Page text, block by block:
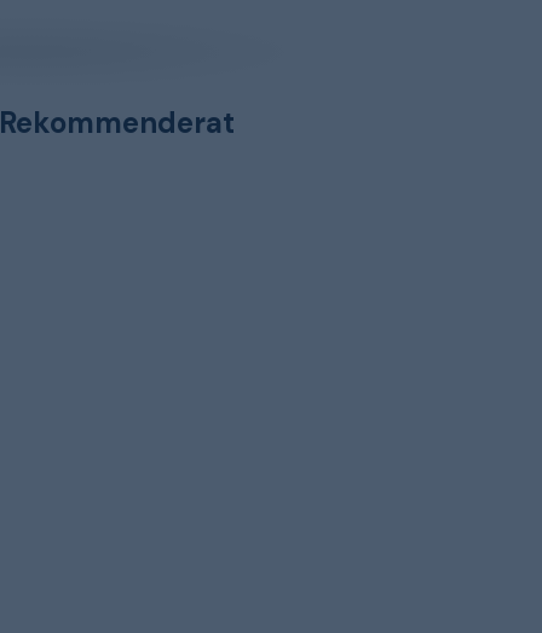
Rekommenderat